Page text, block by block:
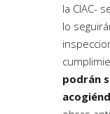
la CIAC-
lo
podrán